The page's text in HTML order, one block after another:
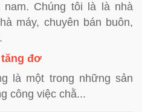
Chúng tôi là là nhà
máy, chuyên bán buôn,
tăng đơ
là một trong những sản
công việc chằ...